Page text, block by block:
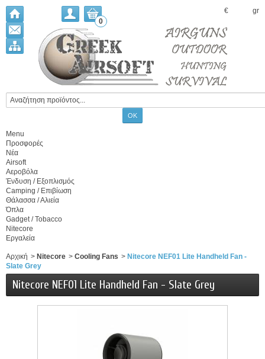
0
€ gr
Menu
Προσφορές
Νέα
Airsoft
Αεροβόλα
Ένδυση / Εξοπλισμός
Camping / Επιβίωση
Θάλασσα / Αλιεία
Όπλα
Gadget / Tobacco
Nitecore
Εργαλεία
Αρχική > Nitecore > Cooling Fans > Nitecore NEF01 Lite Handheld Fan -
Slate Grey
Nitecore NEF01 Lite Handheld Fan - Slate Grey